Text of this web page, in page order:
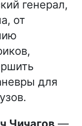
генерал,
от
для